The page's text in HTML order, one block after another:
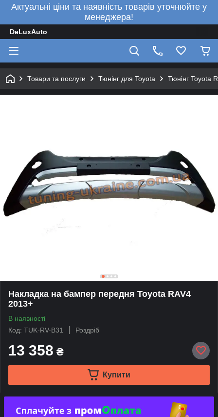
Актуальні ціни та наявність товарів уточнюйте у
менеджера!
DeLuxAuto
Товари та послуги Тюнінг для Toyota Тюнінг Toyota
Накладка на бампер передня Toyota RAV4
2013+
В наявності
Код: TUK-RV-B31
Роздріб
13 358 ₴
Купити